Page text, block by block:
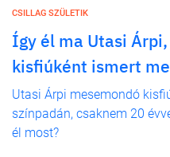
CSILLAG SZÜLETIK
Így él ma Utasi
kisfiúként ismert
Utasi Árpi mesemondó
színpadán, csaknem 20
él most?